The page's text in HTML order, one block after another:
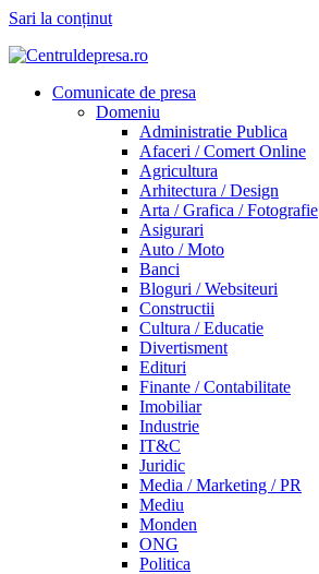
Sari la conținut
Comunicate de presa
Domeniu
Administratie Publica
Afaceri / Comert Online
Agricultura
Arhitectura / Design
Arta / Grafica / Fotografie
Asigurari
Auto / Moto
Banci
Bloguri / Websiteuri
Constructii
Cultura / Educatie
Divertisment
Edituri
Finante / Contabilitate
Imobiliar
Industrie
IT&C
Juridic
Media / Marketing / PR
Mediu
Monden
ONG
Politica